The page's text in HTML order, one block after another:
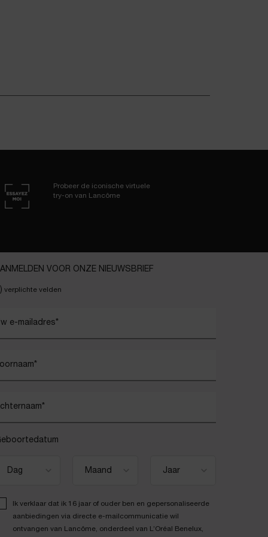
Probeer de iconische virtuele
try-on van Lancôme
VOOR ONZE NIEUWSBRIEF
verplichte velden
e-mailadres*
*
*
Ik verklaar dat ik 16 jaar of ouder ben en gepersonaliseerde
aanbiedingen via directe e-mailcommunicatie wil
ontvangen van Lancôme, onderdeel van L’Oréal Benelux,